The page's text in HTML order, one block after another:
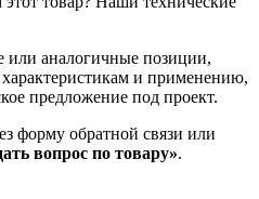
или аналогичные позиции,
характеристикам и применению,
предложение под проект.
форму обратной связи или
вопрос по товару».